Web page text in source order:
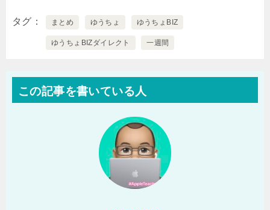
タグ まとめ ゆうちょ ゆうちょBIZ
ゆうちょBIZダイレクト 一週間
この記事を書いている人